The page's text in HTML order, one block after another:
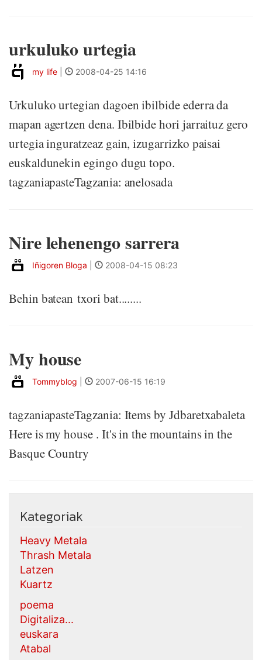
urkuluko urtegia
my life 2008-04-25 14:16
Urkuluko urtegian dagoen ibilbide ederra da
mapan agertzen dena. Ibilbide hori jarraituz gero
urtegia inguratzeaz gain, izugarrizko paisai
euskaldunekin egingo dugu topo.
tagzaniapasteTagzania: anelosada
Nire lehenengo sarrera
Iñigoren Bloga 2008-04-15 08:23
Behin batean txori bat........
My house
Tommyblog 2007-06-15 16:19
tagzaniapasteTagzania: Items by Jdbaretxabaleta
Here is my house . It's in the mountains in the
Basque Country
Kategoriak
Heavy Metala
Thrash Metala
Latzen
Kuartz
poema
Digitaliza...
euskara
Atabal